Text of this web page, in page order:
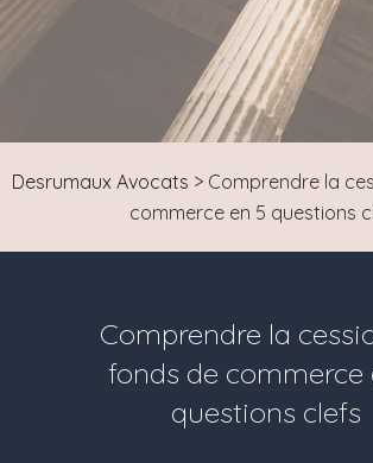
Desrumaux Avocats > Comprendre la
commerce en 5 questions
Comprendre la
fonds de commerce
questions clefs